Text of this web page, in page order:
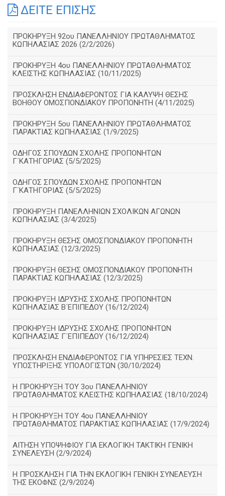
ΔΕΙΤΕ ΕΠΙΣΗΣ
ΠΡΟΚΗΡΥΞΗ 92ου ΠΑΝΕΛΛΗΝΙΟΥ ΠΡΩΤΑΘΛΗΜΑΤΟΣ
ΚΩΠΗΛΑΣΙΑΣ 2026 (2/2/2026)
ΠΡΟΚΗΡΥΞΗ 4ου ΠΑΝΕΛΛΗΝΙΟΥ ΠΡΩΤΑΘΛΗΜΑΤΟΣ
ΚΛΕΙΣΤΗΣ ΚΩΠΗΛΑΣΙΑΣ (10/11/2025)
ΠΡΟΣΚΛΗΣΗ ΕΝΔΙΑΦΕΡΟΝΤΟΣ ΓΙΑ ΚΑΛΥΨΗ ΘΕΣΗΣ
ΒΟΗΘΟΥ ΟΜΟΣΠΟΝΔΙΑΚΟΥ ΠΡΟΠΟΝΗΤΗ (4/11/2025)
ΠΡΟΚΗΡΥΞΗ 5ου ΠΑΝΕΛΛΗΝΙΟΥ ΠΡΩΤΑΘΛΗΜΑΤΟΣ
ΠΑΡΑΚΤΙΑΣ ΚΩΠΗΛΑΣΙΑΣ (1/9/2025)
ΟΔΗΓΟΣ ΣΠΟΥΔΩΝ ΣΧΟΛΗΣ ΠΡΟΠΟΝΗΤΩΝ
Γ΄ΚΑΤΗΓΟΡΙΑΣ (5/5/2025)
ΟΔΗΓΟΣ ΣΠΟΥΔΩΝ ΣΧΟΛΗΣ ΠΡΟΠΟΝΗΤΩΝ
Γ΄ΚΑΤΗΓΟΡΙΑΣ (5/5/2025)
ΠΡΟΚΗΡΥΞΗ ΠΑΝΕΛΛΗΝΙΩΝ ΣΧΟΛΙΚΩΝ ΑΓΩΝΩΝ
ΚΩΠΗΛΑΣΙΑΣ (3/4/2025)
ΠΡΟΚΗΡΥΞΗ ΘΕΣΗΣ ΟΜΟΣΠΟΝΔΙΑΚΟΥ ΠΡΟΠΟΝΗΤΗ
ΚΩΠΗΛΑΣΙΑΣ (12/3/2025)
ΠΡΟΚΗΡΥΞΗ ΘΕΣΗΣ ΟΜΟΣΠΟΝΔΙΑΚΟΥ ΠΡΟΠΟΝΗΤΗ
ΠΑΡΑΚΤΙΑΣ ΚΩΠΗΛΑΣΙΑΣ (12/3/2025)
ΠΡΟΚΗΡΥΞΗ ΙΔΡΥΣΗΣ ΣΧΟΛΗΣ ΠΡΟΠΟΝΗΤΩΝ
ΚΩΠΗΛΑΣΙΑΣ Β΄ΕΠΙΠΕΔΟΥ (16/12/2024)
ΠΡΟΚΗΡΥΞΗ ΙΔΡΥΣΗΣ ΣΧΟΛΗΣ ΠΡΟΠΟΝΗΤΩΝ
ΚΩΠΗΛΑΣΙΑΣ Γ΄ΕΠΙΠΕΔΟΥ (16/12/2024)
ΠΡΟΣΚΛΗΣΗ ΕΝΔΙΑΦΕΡΟΝΤΟΣ ΓΙΑ ΥΠΗΡΕΣΙΕΣ ΤΕΧΝ.
ΥΠΟΣΤΗΡΙΞΗΣ ΥΠΟΛΟΓΙΣΤΩΝ (30/10/2024)
Η ΠΡΟΚΗΡΥΞΗ ΤΟΥ 3ου ΠΑΝΕΛΛΗΝΙΟΥ
ΠΡΩΤΑΘΛΗΜΑΤΟΣ ΚΛΕΙΣΤΗΣ ΚΩΠΗΛΑΣΙΑΣ (18/10/2024)
Η ΠΡΟΚΗΡΥΞΗ ΤΟΥ 4ου ΠΑΝΕΛΛΗΝΙΟΥ
ΠΡΩΤΑΘΛΗΜΑΤΟΣ ΠΑΡΑΚΤΙΑΣ ΚΩΠΗΛΑΣΙΑΣ (17/9/2024)
ΑΙΤΗΣΗ ΥΠΟΨΗΦΙΟΥ ΓΙΑ ΕΚΛΟΓΙΚΗ ΤΑΚΤΙΚΗ ΓΕΝΙΚΗ
ΣΥΝΕΛΕΥΣΗ (2/9/2024)
Η ΠΡΟΣΚΛΗΣΗ ΓΙΑ ΤΗΝ ΕΚΛΟΓΙΚΗ ΓΕΝΙΚΗ ΣΥΝΕΛΕΥΣΗ
ΤΗΣ ΕΚΟΦΝΣ (2/9/2024)